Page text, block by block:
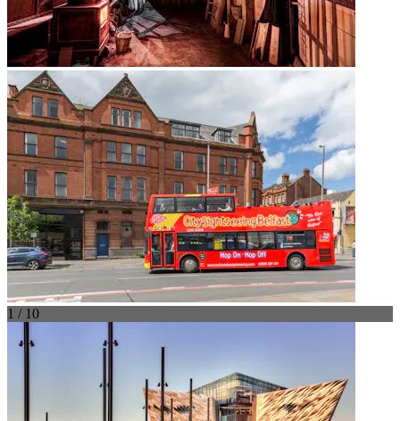
1 / 10